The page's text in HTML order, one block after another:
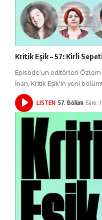
Kritik Eşik – 57: Kirli
Episode’un editörleri
İnan, Kritik Eşik'in yeni
LISTEN 57. Bölüm Süre: